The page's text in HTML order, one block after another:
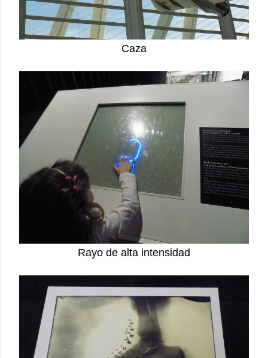
Caza
Rayo de alta intensidad